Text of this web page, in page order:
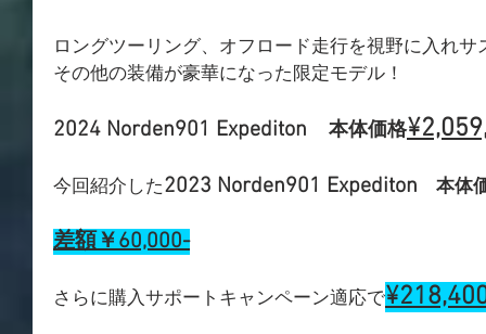
ロングツーリング、オフロード走行を視野に入れサ
その他の装備が豪華になった限定モデル！
2024 Norden901 Expediton 本体価格
今回紹介した2023 Norden901 Expediton 本体
差額￥60,000-
さらに購入サポートキャンペーン適応で